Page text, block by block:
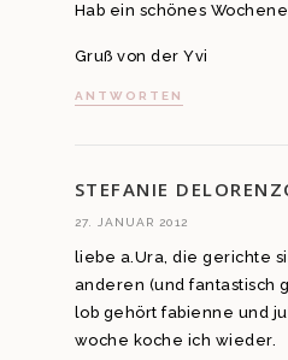
Hab ein schönes
Gruß von der Yvi
ANTWORTEN
STEFANIE
27. JANUAR 2012
liebe a.Ura, die gerichte
anderen (und fantastisch
lob gehört fabienne und
woche koche ich wieder.